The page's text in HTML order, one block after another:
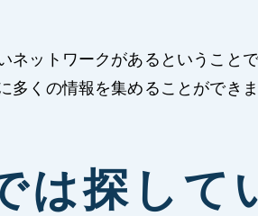
ットワークがあるということで
多くの情報を集めることができ
は探して